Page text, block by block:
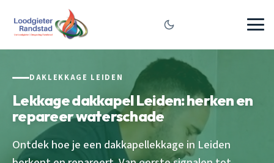
DAKLEKKAGE LEIDEN
Lekkage dakkapel Leiden: herken en
repareer waterschade
Ontdek hoe je een dakkapellekkage in Leiden